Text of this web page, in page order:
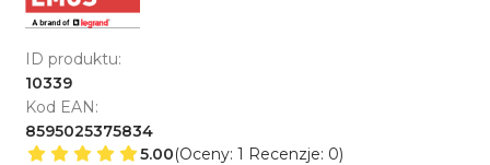
ID produktu:
10339
Kod EAN:
8595025375834
5.00(Oceny: 1 Recenzje: 0)